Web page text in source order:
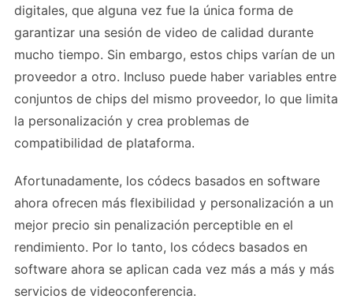
digitales, que alguna vez fue la única forma de
garantizar una sesión de video de calidad durante
mucho tiempo. Sin embargo, estos chips varían de un
proveedor a otro. Incluso puede haber variables entre
conjuntos de chips del mismo proveedor, lo que limita
la personalización y crea problemas de
compatibilidad de plataforma.
Afortunadamente, los códecs basados ​​en software
ahora ofrecen más flexibilidad y personalización a un
mejor precio sin penalización perceptible en el
rendimiento. Por lo tanto, los códecs basados ​​en
software ahora se aplican cada vez más a más y más
servicios de videoconferencia.